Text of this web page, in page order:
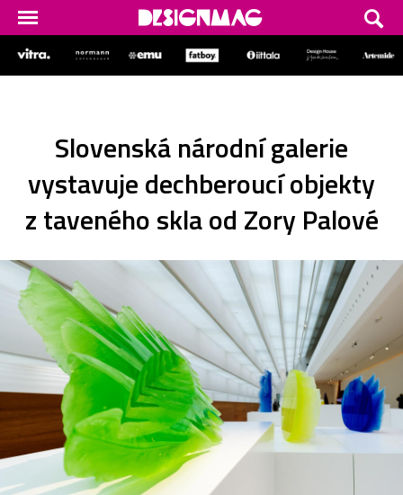
Slovenská národní galerie
vystavuje dechberoucí objekty
z taveného skla od Zory Palové